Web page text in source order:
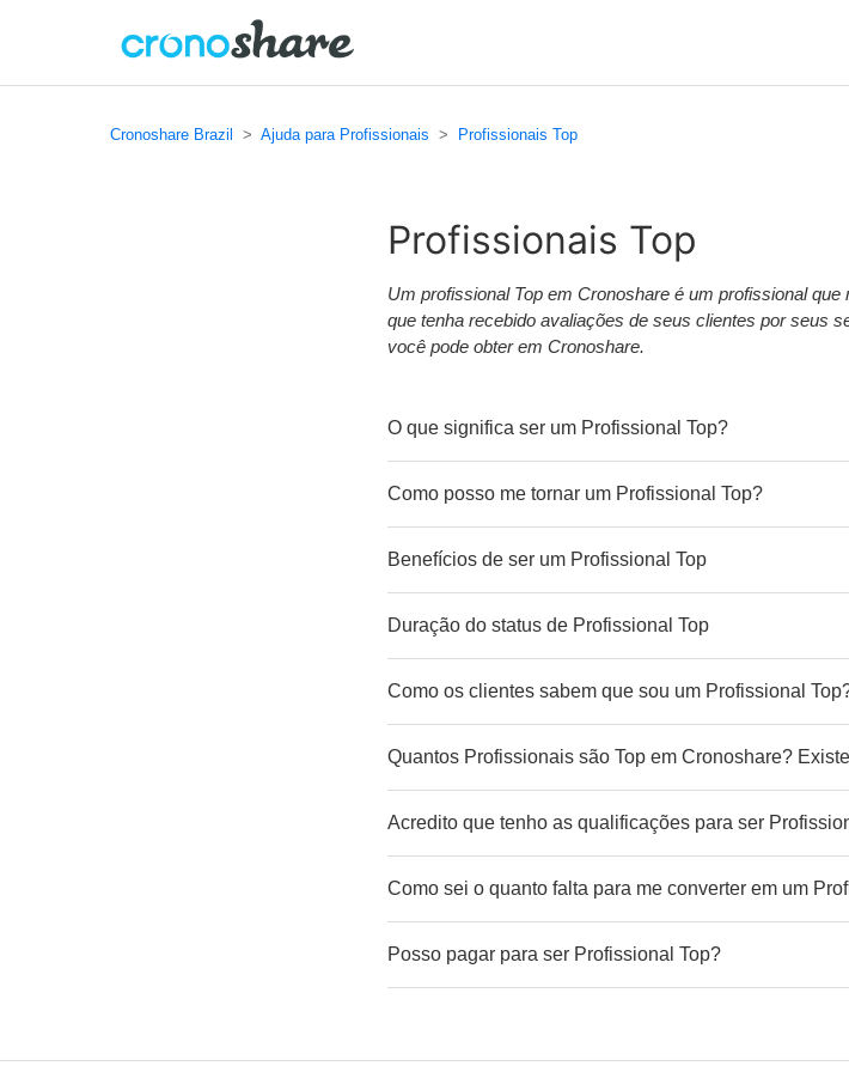
Cronoshare Brazil Ajuda para Profissionais Profissionais Top
Profissionais Top
Um profissional Top em Cronoshare é um profissional
que tenha recebido avaliações de seus clientes por seus
você pode obter em Cronoshare.
O que significa ser um Profissional Top?
Como posso me tornar um Profissional Top?
Benefícios de ser um Profissional Top
Duração do status de Profissional Top
Como os clientes sabem que sou um Profissional
Quantos Profissionais são Top em Cronoshare?
Acredito que tenho as qualificações para ser
Como sei o quanto falta para me converter em um
Posso pagar para ser Profissional Top?